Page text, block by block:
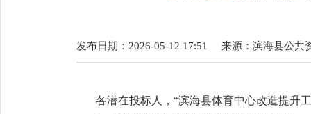
发布日期：2026-05-12 17:51 来源： 滨海县公共
各潜在投标人，“滨海县体育中心改造提升